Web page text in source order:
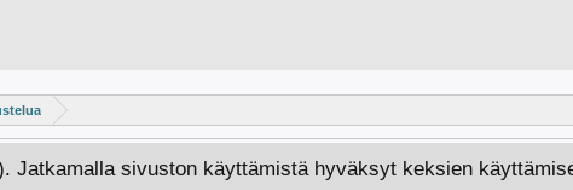
Jatkamalla sivuston käyttämistä hyväksyt keksien